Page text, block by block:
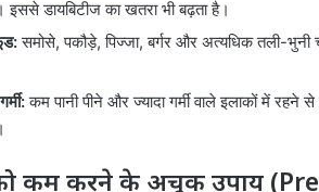
इससे डायबिटीज का खतरा भी बढ़ता है।
समोसे, पकौड़े, पिज्जा, बर्गर और अत्यधिक तली-भुनी
कम पानी पीने और ज्यादा गर्मी वाले इलाकों में रहने
को कम करने के अचूक उपाय